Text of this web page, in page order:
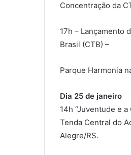
Concentração da
17h – Lançamento
Brasil (CTB) –
Parque Harmonia
Dia 25 de janeiro
14h “Juventude e
Tenda Central do
Alegre/RS.